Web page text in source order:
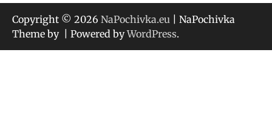
Copyright © 2026 NaPochivka.eu | NaPochivka
Theme by
| Powered byWordPress.